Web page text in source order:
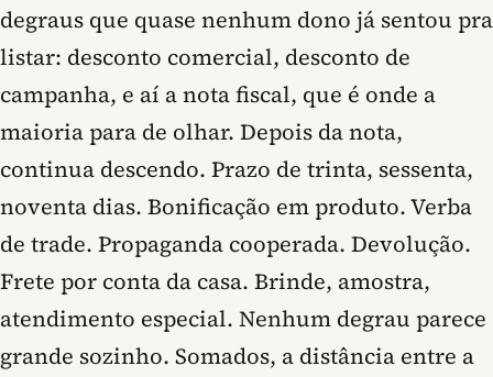
degraus que quase nenhum dono já sentou pra
listar: desconto comercial, desconto de
campanha, e aí a nota fiscal, que é onde a
maioria para de olhar. Depois da nota,
continua descendo. Prazo de trinta, sessenta,
noventa dias. Bonificação em produto. Verba
de trade. Propaganda cooperada. Devolução.
Frete por conta da casa. Brinde, amostra,
atendimento especial. Nenhum degrau parece
grande sozinho. Somados, a distância entre a